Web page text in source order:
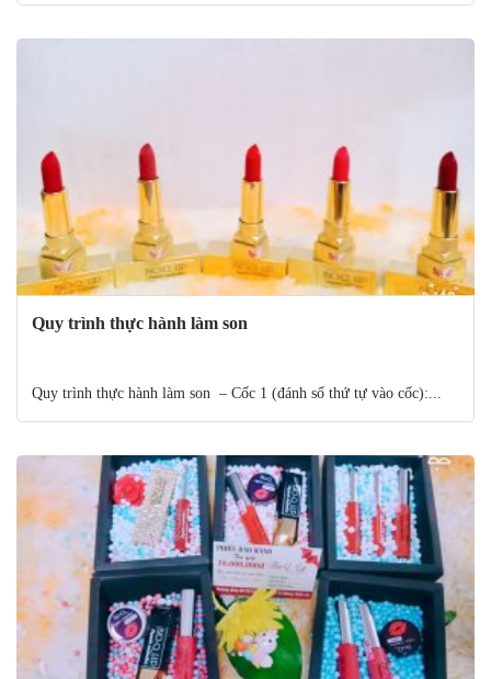
Quy trình thực hành làm son
Quy trình thực hành làm son – Cốc 1 (đánh số thứ tự vào cốc):...